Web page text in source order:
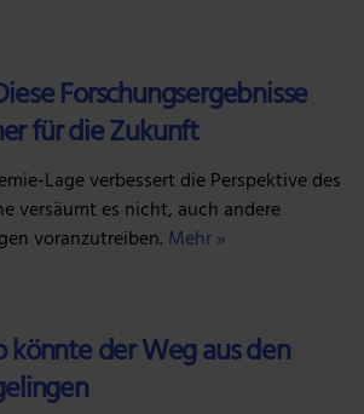
Forschungsergebnisse
für die Zukunft
Lage verbessert die Perspektive des
versäumt es nicht, auch andere
voranzutreiben. Mehr »
könnte der Weg aus den